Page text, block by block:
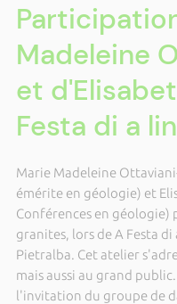
Madeleine
et
Festa di a
Marie Madeleine
émérite en géologie) et
Conférences en
granites, lors de A Festa di
Pietralba. Cet atelier
mais aussi au grand
l'invitation du groupe de